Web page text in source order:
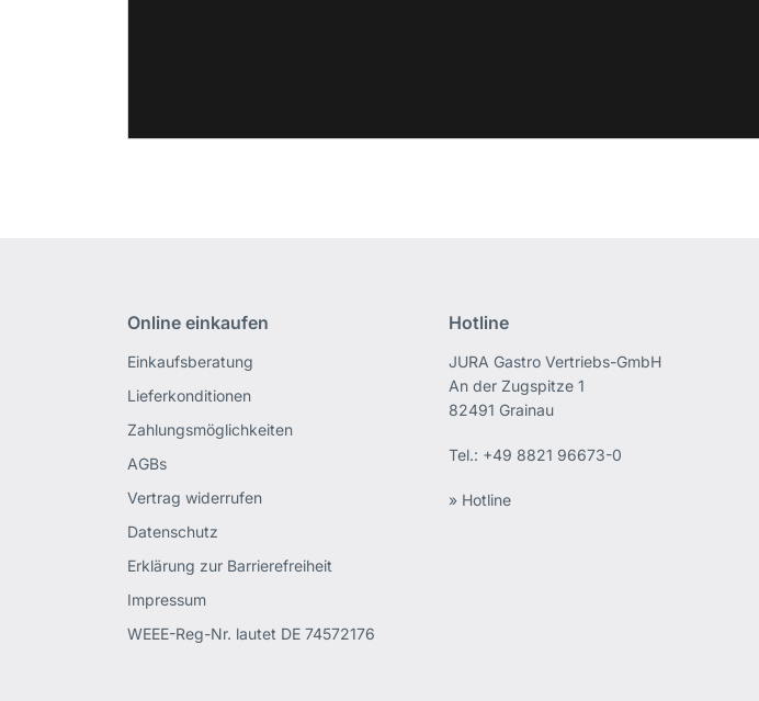
Online einkaufen
Einkaufsberatung
Lieferkonditionen
Zahlungsmöglichkeiten
AGBs
Vertrag widerrufen
Datenschutz
Erklärung zur Barrierefreiheit
Impressum
WEEE-Reg-Nr. lautet DE 74572176
Hotline
JURA Gastro Vertriebs-GmbH
An der Zugspitze 1
82491 Grainau
Tel.: +49 8821 96673-0
» Hotline